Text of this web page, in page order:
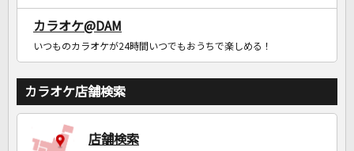
カラオケ@DAM
いつものカラオケが24時間いつでもおうちで楽しめる！
カラオケ店舗検索
店舗検索